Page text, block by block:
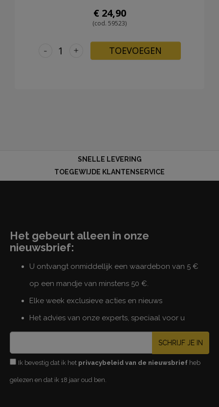
€ 24,90
(cod. 59523)
+
- TOEVOEGEN
SNELLE LEVERING
TOEGEWIJDE KLANTENSERVICE
Het gebeurt alleen in onze
nieuwsbrief:
U ontvangt onmiddellijk een waardebon van 5 €
op een mandje van minstens 50 €.
Elke week exclusieve acties en nieuws
Het advies van onze experts, speciaal voor u
SCHRIJF JE IN
Ik bevestig dat ik het privacybeleid van de nieuwsbrief heb
gelezen en dat ik 18 jaar oud ben.